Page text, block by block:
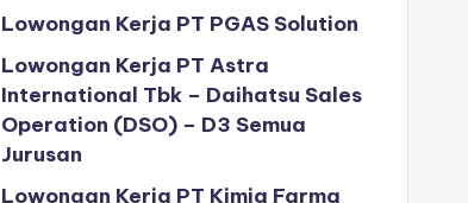
Lowongan Kerja PT PGAS Solution
Lowongan Kerja PT Astra
International Tbk – Daihatsu Sales
Operation (DSO) – D3 Semua
Jurusan
Lowongan Kerja PT Kimia Farma